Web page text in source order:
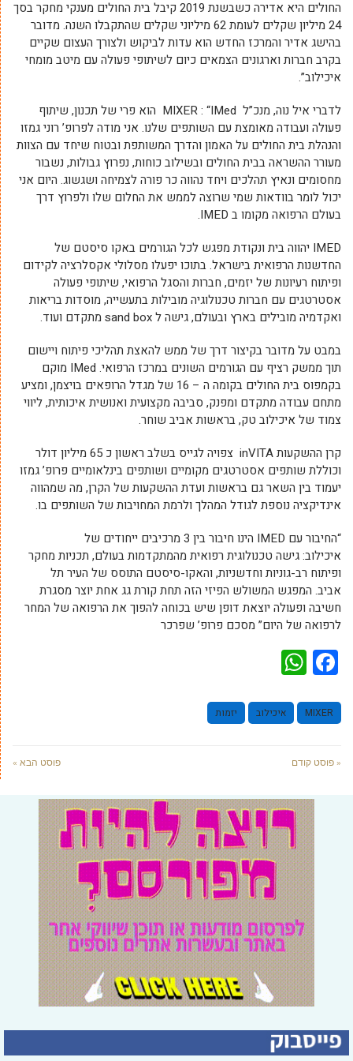
החולים היא אדירה כשבשנת 2019 קיבל בית החולים מענקי מחקר בסך
24 מיליון שקלים לעומת 62 מיליוני שקלים שהתקבלו השנה. מדובר
בהישג אדיר והמרכז החדש הוא עדות לביקוש ולצורך העצום שקיים
בקרב חברות וארגונים הצמאים כיום לשיתופי פעולה עם מיטב מומחי
איכילוב”.
לדברי איל נוה, מנכ”ל MIXER : “IMed הוא פרי של תכנון, שיתוף
פעולה ועבודה מאומצת עם השותפים שלנו. אני מודה לפרופ’ רוני גמזו
והנהלת בית החולים על האמון והדרך המשותפת ובטוח שיחד עם הצוות
מעורר ההשראה בבית החולים ובשילוב כוחות, נפרוץ גבולות, נשבור
מחסומים ונאיץ תהלכים ויחד נהווה כר פורה לצמיחה ושגשוג. היום אני
יכול לומר בוודאות שמי שרוצה לממש את החלום שלו ולפרוץ דרך
בעולם הרפואה מקומו ב IMED.
IMED יהווה בית ונקודת מפגש לכל הגורמים באקו סיסטם של
החדשנות הרפואית בישראל. בתוכו יפעלו מסלולי אקסלרציה לקידום
ופיתוח רעיונות של יזמים, חברות והסגל הרפואי, שיתופי פעולה
אסטרטגים עם חברות טכנולוגיה מובילות בתעשייה, מוסדות בריאות
ואקדמיה מובילים בארץ ובעולם, גישה ל sand box מתקדם ועוד.
במבט על מדובר בקיצור דרך של ממש להאצת תהליכי פיתוח ויישום
תוך ממשק רציף עם הגורמים השונים במרכז הרפואי. IMed מוקם
בקמפוס בית החולים בקומה ה – 16 של מגדל הרופאים בויצמן, ומציע
מתחם עבודה מתקדם ומפנק, סביבה מקצועית ואנושית איכותית, ליווי
צמוד של איכילוב טק, בראשות אביב שוחר.
קרן ההשקעות inVITA צפויה לגייס בשלב ראשון כ 65 מיליון דולר
וכוללת שותפים אסטרטגים מקומיים ושותפים בינלאומיים פרופ’ גמזו
יעמוד בין השאר גם בראשות ועדת ההשקעות של הקרן, מה שמהווה
אינדיקציה נוספת לגודל המהלך ולרמת המחויבות של השותפים בו.
“החיבור עם IMED הינו חיבור בין 3 מרכיבים ייחודים של
איכילוב: גישה טכנולוגית רפואית מהמתקדמות בעולם, תכניות מחקר
ופיתוח רב-גוניות וחדשניות, והאקו-סיסטם התוסס של העיר תל
אביב. המפגש המשולש הפיזי הזה תחת קורת גג אחת יוצר מסגרת
חשיבה ופעולה יוצאת דופן שיש בכוחה להפוך את הרפואה של המחר
לרפואה של היום” מסכם פרופ’ שפרכר
Facebook
MIXER איכילוב יזמות
« פוסט קודם פוסט הבא »